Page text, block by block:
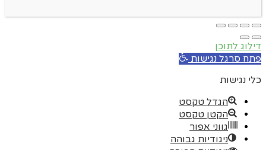
דילוג לתוכן
פתח סרגל נגישות
כלי נגישות
הגדל טקסט
הקטן טקסט
גווני אפור
ניגודיות גבוהה